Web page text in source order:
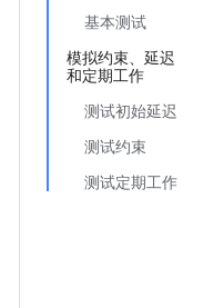
基本测试
模拟约束、延迟
和定期工作
测试初始延迟
测试约束
测试定期工作